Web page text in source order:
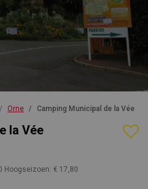
la Vée
Hoogseizoen: € 17,80
Orne Camping Municipal de la Vée